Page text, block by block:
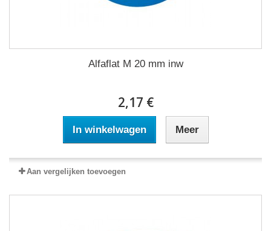
Alfaflat M 20 mm inw
2,17 €
In winkelwagen Meer
Aan vergelijken toevoegen